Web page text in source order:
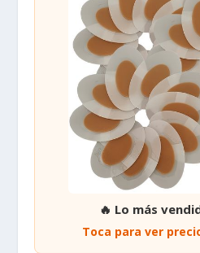
🔥 Lo más
Toca para ver